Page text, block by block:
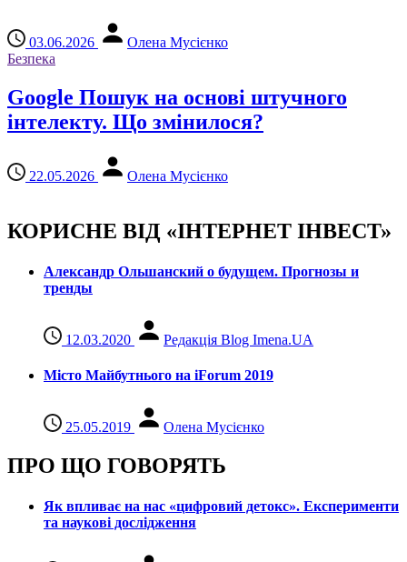
03.06.2026
Олена Мусієнко
Безпека
Google Пошук на основі штучного
інтелекту. Що змінилося?
22.05.2026 Олена Мусієнко
КОРИСНЕ ВІД «ІНТЕРНЕТ ІНВЕСТ»
Александр Ольшанский о будущем. Прогнозы и
тренды
12.03.2020 Редакція Blog Imena.UA
Місто Майбутнього на iForum 2019
25.05.2019 Олена Мусієнко
ПРО ЩО ГОВОРЯТЬ
Як впливає на нас «цифровий детокс». Експерименти
та наукові дослідження